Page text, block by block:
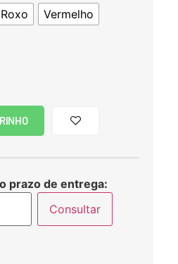
Roxo
Vermelho
prazo de entrega:
Consultar